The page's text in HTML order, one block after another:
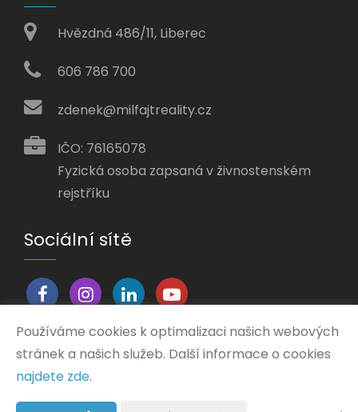
Hvězdná 486/11, Liberec
606 786 700
zdenek@milfajtreality.cz
IČO: 76165078
Fyzická osoba zapsaná v živnostenském
rejstříku
Sociální sítě
Vytvořeno v systému
2026 © Tomawell s.r.o.
Používáme cookies k optimalizaci našich webových
stránek a našich služeb. Další informace o cookies
najdete zde.